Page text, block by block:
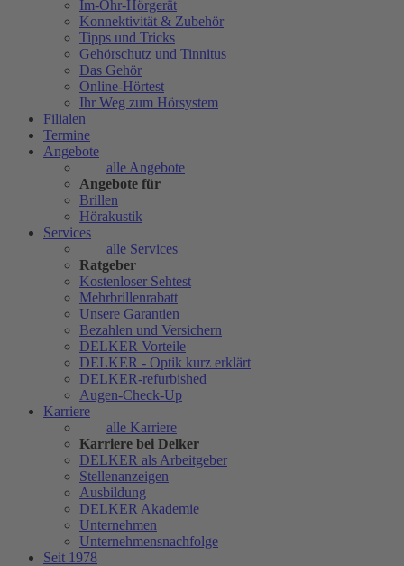
Im-Ohr-Hörgerät
Konnektivität & Zubehör
Tipps und Tricks
Gehörschutz und Tinnitus
Das Gehör
Online-Hörtest
Ihr Weg zum Hörsystem
Filialen
Termine
Angebote
alle Angebote
Angebote für
Brillen
Hörakustik
Services
alle Services
Ratgeber
Kostenloser Sehtest
Mehrbrillenrabatt
Unsere Garantien
Bezahlen und Versichern
DELKER Vorteile
DELKER - Optik kurz erklärt
DELKER-refurbished
Augen-Check-Up
Karriere
alle Karriere
Karriere bei Delker
DELKER als Arbeitgeber
Stellenanzeigen
Ausbildung
DELKER Akademie
Unternehmen
Unternehmensnachfolge
Seit 1978